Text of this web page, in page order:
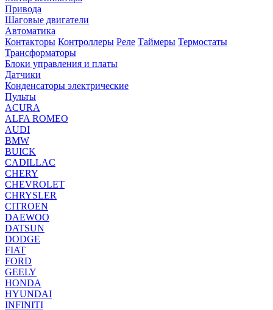
Привода
Шаговые двигатели
Автоматика
Контакторы Контроллеры Реле Таймеры Термостаты
Трансформаторы
Блоки управления и платы
Датчики
Конденсаторы электрические
Пульты
ACURA
ALFA ROMEO
AUDI
BMW
BUICK
CADILLAC
CHERY
CHEVROLET
CHRYSLER
CITROEN
DAEWOO
DATSUN
DODGE
FIAT
FORD
GEELY
HONDA
HYUNDAI
INFINITI